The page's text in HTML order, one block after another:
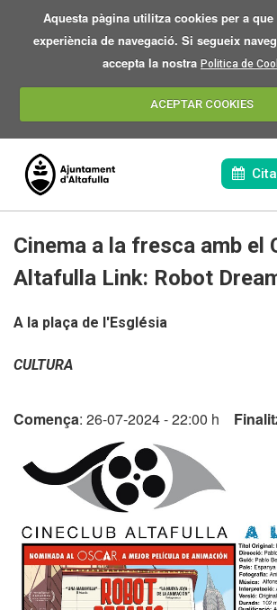
Aquesta pàgina utilitza cookies per a
experiència de navegació. Si segueix
accepta la nostra Politica de
ACEPTAR COOKIES
Mobilitat
Cinema a la fresca amb el
Altafulla Link: Robot
A la plaça de l'Església
CULTURA
Comença: 26-07-2024 - 22:00 h